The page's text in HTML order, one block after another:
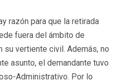
razón para que la retirada
fuera del ámbito de
su vertiente civil. Además, no
asunto, el demandante tuvo
Administrativo. Por lo